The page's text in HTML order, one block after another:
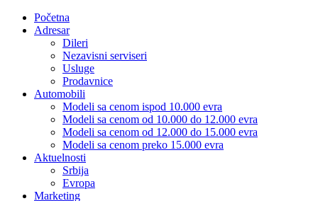
Početna
Adresar
Dileri
Nezavisni serviseri
Usluge
Prodavnice
Automobili
Modeli sa cenom ispod 10.000 evra
Modeli sa cenom od 10.000 do 12.000 evra
Modeli sa cenom od 12.000 do 15.000 evra
Modeli sa cenom preko 15.000 evra
Aktuelnosti
Srbija
Evropa
Marketing